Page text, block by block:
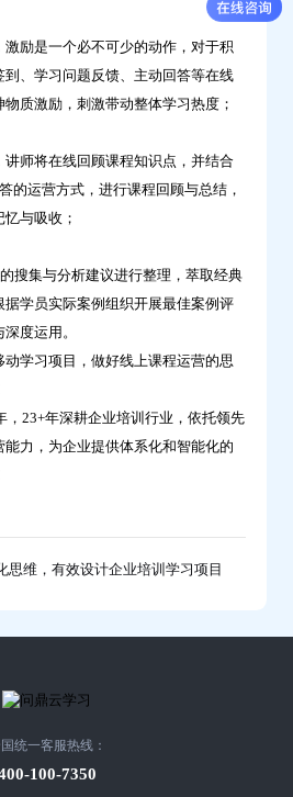
励是一个必不可少的动作，对于积
、学习问题反馈、主动回答等在线
质激励，刺激带动整体学习热度；
师将在线回顾课程知识点，并结合
的运营方式，进行课程回顾与总结，
与吸收；
搜集与分析建议进行整理，萃取经典
据学员实际案例组织开展最佳案例评
度运用。
动学习项目，做好线上课程运营的思
，23+年深耕企业培训行业，依托领先
力，为企业提供体系化和智能化的
思维，有效设计企业培训学习项目
统一客服热线：
100-7350